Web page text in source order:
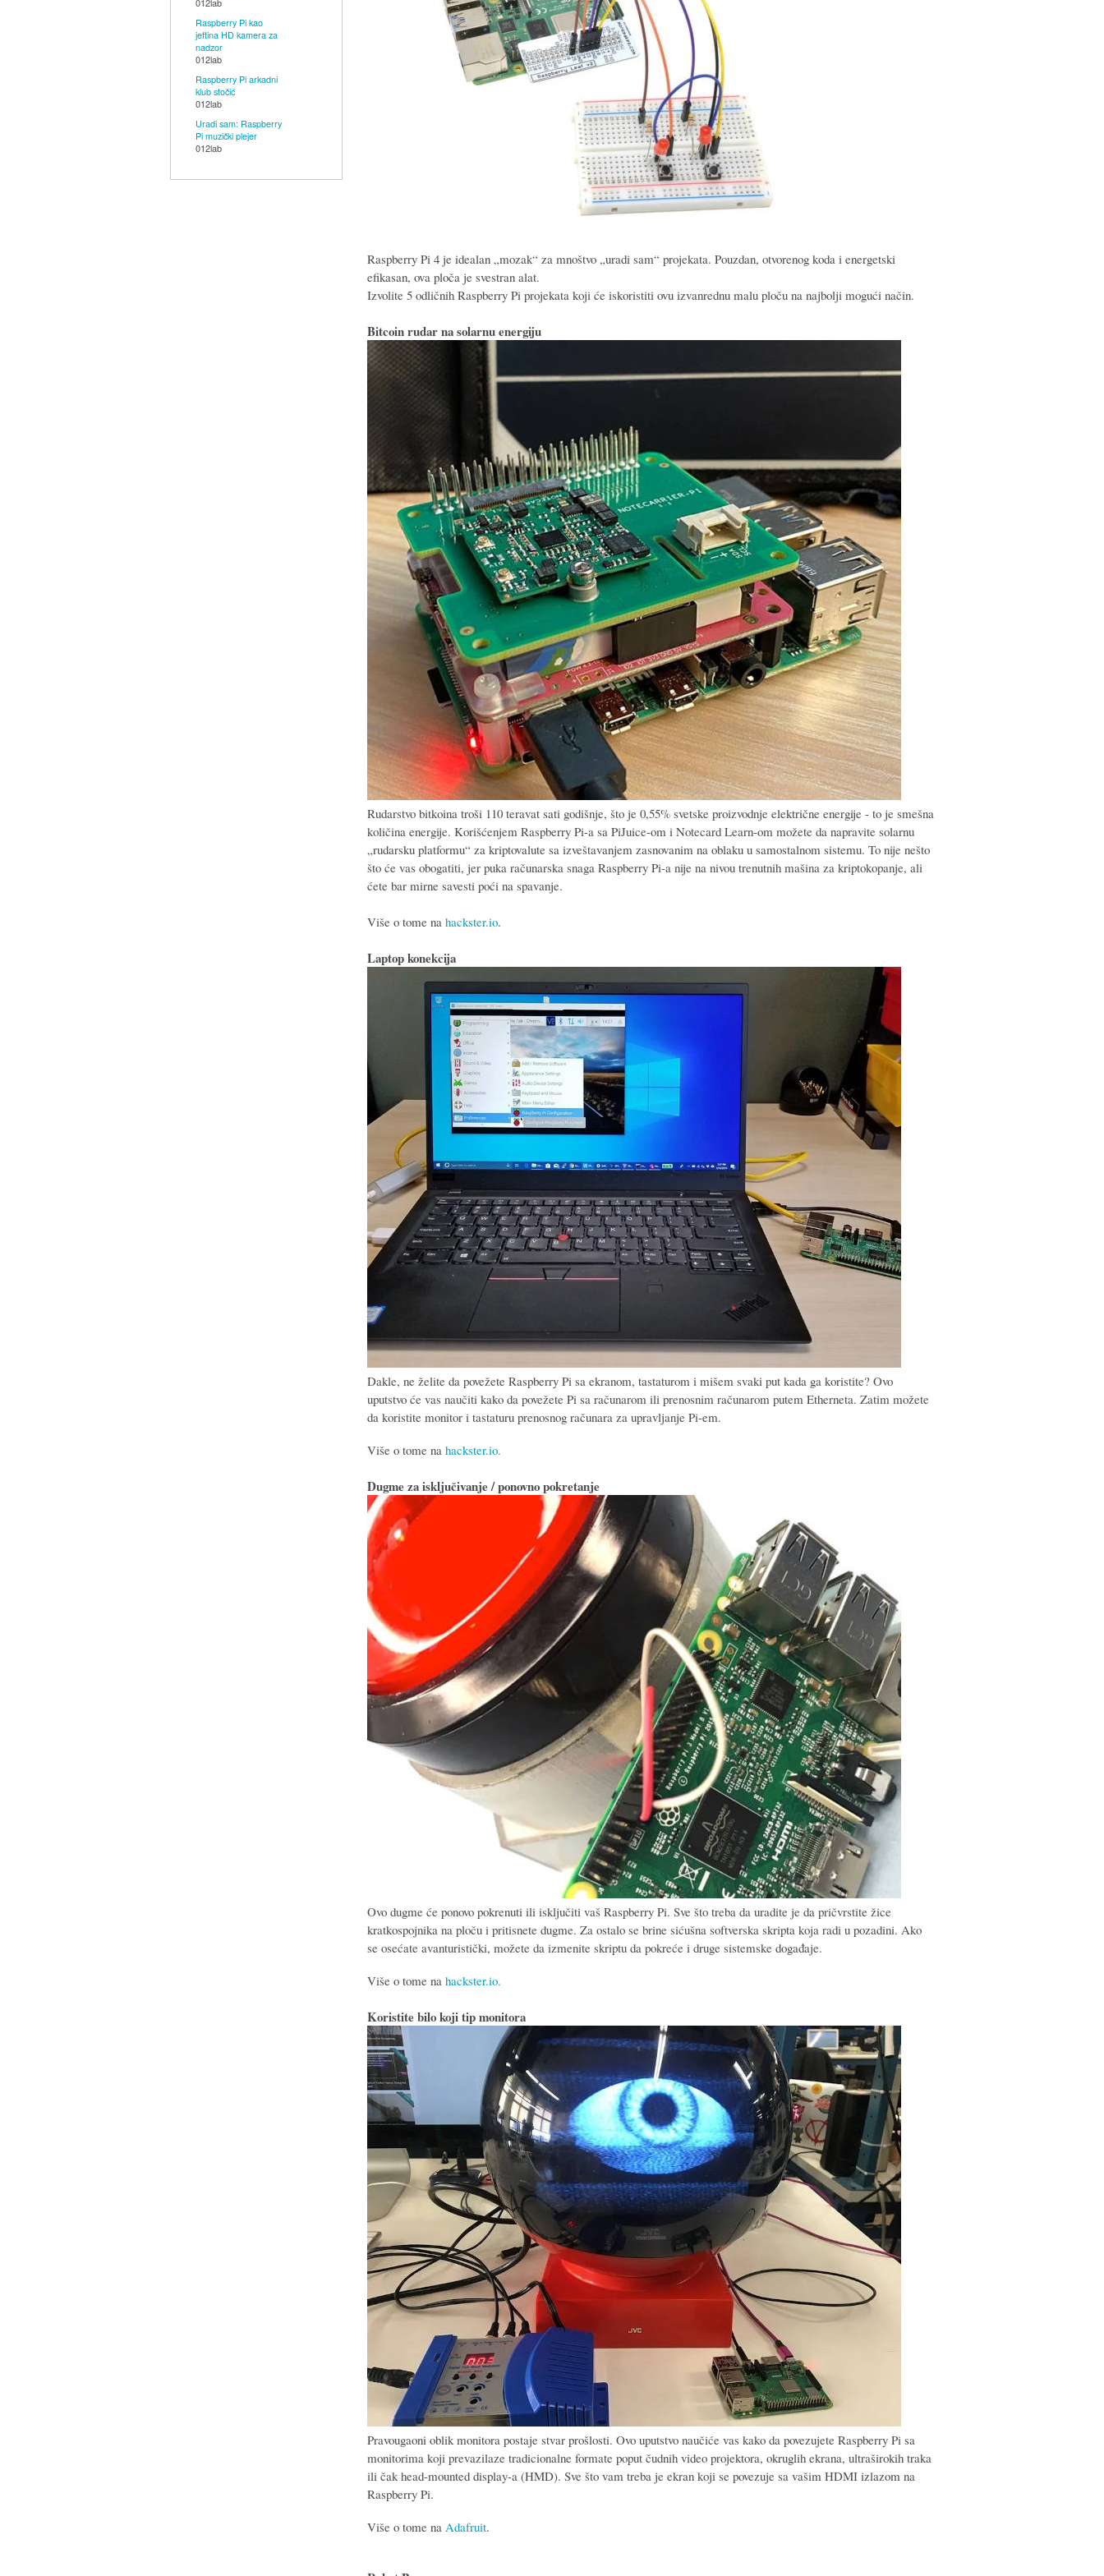
LED,
OLED,
knjige,
tutorijali,
radionice...)
Raspberry Pi kao
jeftina HD kamera za
nadzor
012lab
Raspberry Pi arkadni
klub stočić
012lab
Uradi sam: Raspberry
Pi muzički plejer
012lab
Raspberry Pi 4 je idealan „mozak“ za mnoštvo „uradi sam“ projekata. Pouzdan, otvorenog koda i energetski
efikasan, ova ploča je svestran alat.
Izvolite 5 odličnih Raspberry Pi projekata koji će iskoristiti ovu izvanrednu malu ploču na najbolji mogući način.
Bitcoin rudar na solarnu energiju
Rudarstvo bitkoina troši 110 teravat sati godišnje, što je 0,55% svetske proizvodnje električne energije - to je smešna
količina energije. Korišćenjem Raspberry Pi-a sa PiJuice-om i Notecard Learn-om možete da napravite solarnu
„rudarsku platformu“ za kriptovalute sa izveštavanjem zasnovanim na oblaku u samostalnom sistemu. To nije nešto
što će vas obogatiti, jer puka računarska snaga Raspberry Pi-a nije na nivou trenutnih mašina za kriptokopanje, ali
ćete bar mirne savesti poći na spavanje.
Više o tome na hackster.io.
Laptop konekcija
Dakle, ne želite da povežete Raspberry Pi sa ekranom, tastaturom i mišem svaki put kada ga koristite? Ovo
uputstvo će vas naučiti kako da povežete Pi sa računarom ili prenosnim računarom putem Etherneta. Zatim možete
da koristite monitor i tastaturu prenosnog računara za upravljanje Pi-em.
Više o tome na hackster.io.
Dugme za isključivanje / ponovno pokretanje
Ovo dugme će ponovo pokrenuti ili isključiti vaš Raspberry Pi. Sve što treba da uradite je da pričvrstite žice
kratkospojnika na ploču i pritisnete dugme. Za ostalo se brine sićušna softverska skripta koja radi u pozadini. Ako
se osećate avanturistički, možete da izmenite skriptu da pokreće i druge sistemske događaje.
Više o tome na hackster.io.
Koristite bilo koji tip monitora
Pravougaoni oblik monitora postaje stvar prošlosti. Ovo uputstvo naučiće vas kako da povezujete Raspberry Pi sa
monitorima koji prevazilaze tradicionalne formate poput čudnih video projektora, okruglih ekrana, ultraširokih traka
ili čak head-mounted display-a (HMD). Sve što vam treba je ekran koji se povezuje sa vašim HDMI izlazom na
Raspberry Pi.
Više o tome na Adafruit.